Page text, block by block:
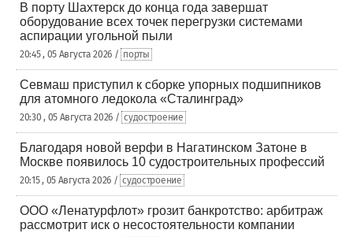
В порту Шахтерск до конца года завершат
оборудование всех точек перегрузки системами
аспирации угольной пыли
20:45 , 05 Августа 2026 / порты
Севмаш приступил к сборке упорных подшипников
для атомного ледокола «Сталинград»
20:30 , 05 Августа 2026 / судостроение
Благодаря новой верфи в Нагатинском Затоне в
Москве появилось 10 судостроительных профессий
20:15 , 05 Августа 2026 / судостроение
ООО «Ленатурфлот» грозит банкротство: арбитраж
рассмотрит иск о несостоятельности компании